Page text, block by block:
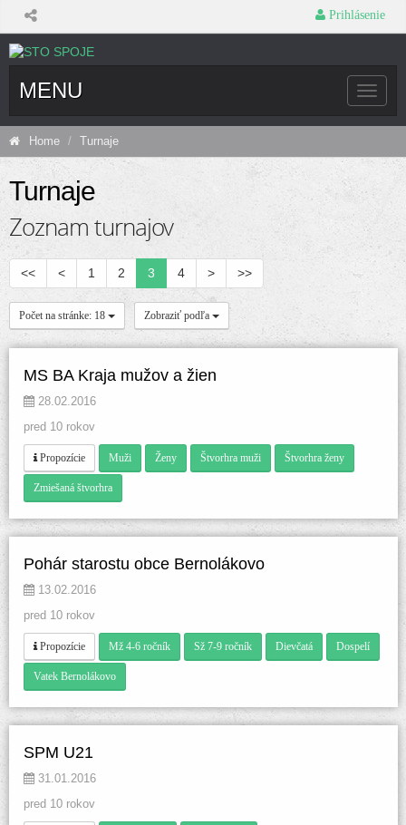
Prihlásenie
MENU
Toggle
Home Turnaje
Turnaje
Zoznam turnajov
<< < 1 2 3 4 > >>
Počet na stránke: 18 Zobraziť podľa
MS BA Kraja mužov a žien
28.02.2016
pred 10 rokov
Propozície Muži Ženy Štvorhra muži Štvorhra ženy
Zmiešaná štvorhra
Pohár starostu obce Bernolákovo
13.02.2016
pred 10 rokov
Propozície Mž 4-6 ročník Sž 7-9 ročník Dievčatá Dospelí
Vatek Bernolákovo
SPM U21
31.01.2016
pred 10 rokov